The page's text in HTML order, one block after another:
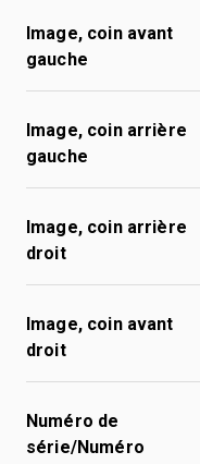
Image, coin avant
gauche
Image, coin arrière
gauche
Image, coin arrière
droit
Image, coin avant
droit
Numéro de
série/Numéro